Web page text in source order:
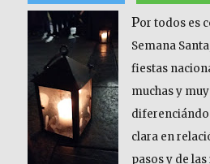
Por todos es
Semana
fiestas
muchas y
clara en
pasos y de